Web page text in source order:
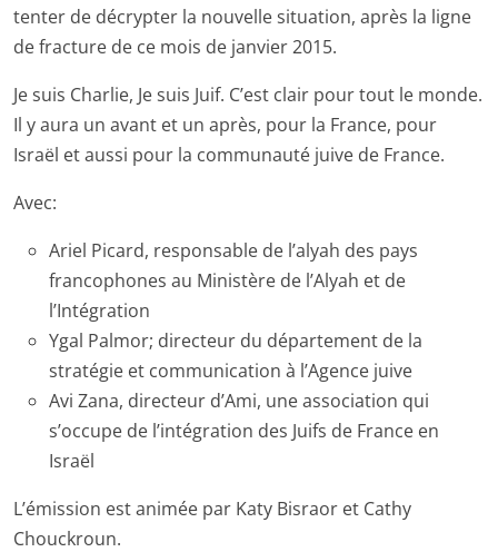
tenter de décrypter la nouvelle situation, après la ligne
de fracture de ce mois de janvier 2015.
Je suis Charlie, Je suis Juif. C’est clair pour tout le monde.
Il y aura un avant et un après, pour la France, pour
Israël et aussi pour la communauté juive de France.
Avec:
Ariel Picard, responsable de l’alyah des pays
francophones au Ministère de l’Alyah et de
l’Intégration
Ygal Palmor; directeur du département de la
stratégie et communication à l’Agence juive
Avi Zana, directeur d’Ami, une association qui
s’occupe de l’intégration des Juifs de France en
Israël
L’émission est animée par Katy Bisraor et Cathy
Chouckroun.